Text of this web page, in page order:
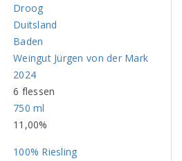
Droog
Duitsland
Baden
Weingut Jürgen von der Mark
2024
6 flessen
750 ml
11,00%
100% Riesling